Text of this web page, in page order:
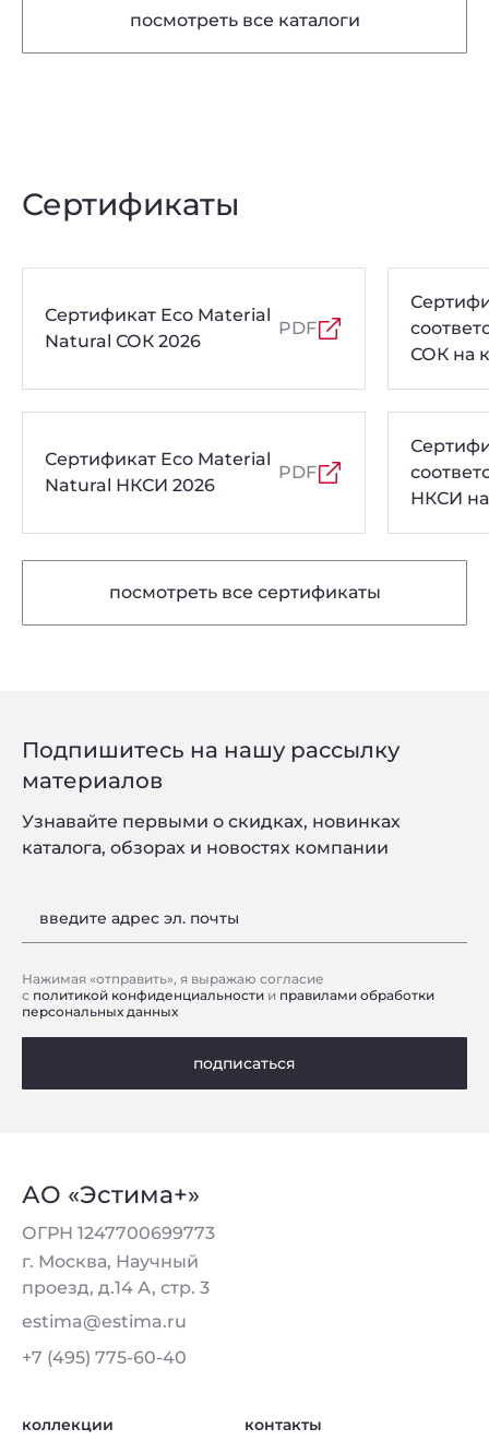
посмотреть все каталоги
Сертификаты
Сертификат Eco Material
Natural СОК 2026
PDF
Сертификат Eco Material
Natural НКСИ 2026
PDF
СОК на
НКСИ
посмотреть все сертификаты
Подпишитесь на нашу рассылку
материалов
Узнавайте первыми о скидках, новинках
каталога, обзорах и новостях компании
введите адрес эл. почты
Нажимая «отправить», я выражаю согласие
с политикой конфиденциальности и правилами обработки
персональных данных
подписаться
АО «Эстима+»
ОГРН 1247700699773
г. Москва, Научный
проезд, д.14 А, стр. 3
estima@estima.ru
+7 (495) 775-60-40
коллекции контакты